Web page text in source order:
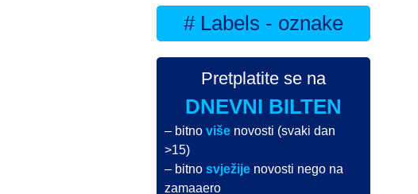
# Labels - oznake
Pretplatite se na
DNEVNI BILTEN
– bitnoviše novosti (svaki dan
>15)
– bitnosvježije novosti nego na
zamaaero